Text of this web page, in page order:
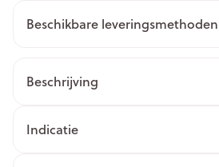
Beschikbare leveringsmethoden
Beschrijving
Indicatie